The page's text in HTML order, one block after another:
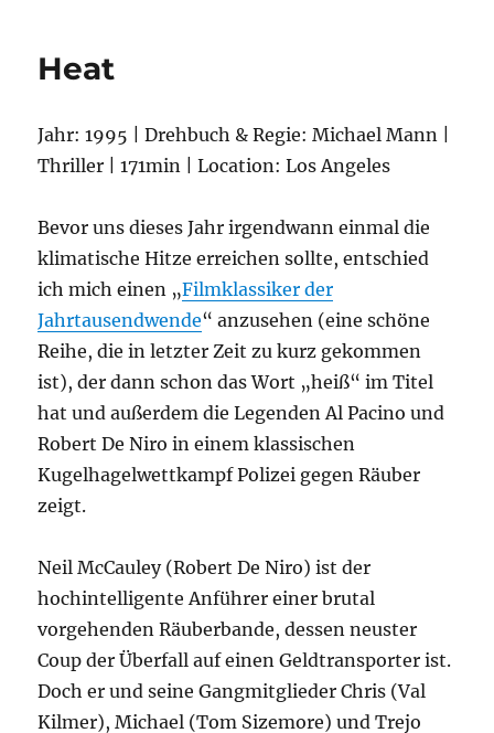
Heat
Jahr: 1995 | Drehbuch & Regie: Michael Mann |
Thriller | 171min | Location: Los Angeles
Bevor uns dieses Jahr irgendwann einmal die
klimatische Hitze erreichen sollte, entschied
ich mich einen „Filmklassiker der
Jahrtausendwende“ anzusehen (eine schöne
Reihe, die in letzter Zeit zu kurz gekommen
ist), der dann schon das Wort „heiß“ im Titel
hat und außerdem die Legenden Al Pacino und
Robert De Niro in einem klassischen
Kugelhagelwettkampf Polizei gegen Räuber
zeigt.
Neil McCauley (Robert De Niro) ist der
hochintelligente Anführer einer brutal
vorgehenden Räuberbande, dessen neuster
Coup der Überfall auf einen Geldtransporter ist.
Doch er und seine Gangmitglieder Chris (Val
Kilmer), Michael (Tom Sizemore) und Trejo